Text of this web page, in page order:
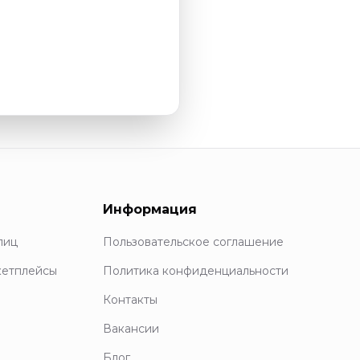
Информация
Пользовательское соглашение
Политика конфиденциальности
Контакты
Вакансии